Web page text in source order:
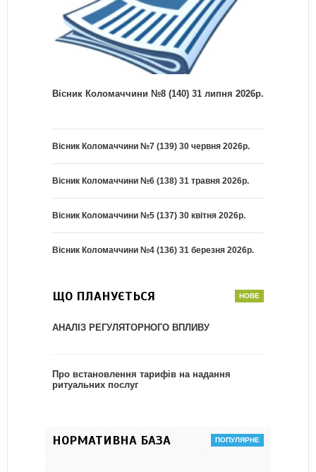
Вісник Коломаччини №8 (140) 31 липня 2026р.
Вісник Коломаччини №7 (139) 30 червня 2026р.
Вісник Коломаччини №6 (138) 31 травня 2026р.
Вісник Коломаччини №5 (137) 30 квітня 2026р.
Вісник Коломаччини №4 (136) 31 березня 2026р.
ЩО ПЛАНУЄТЬСЯ
АНАЛІЗ РЕГУЛЯТОРНОГО ВПЛИВУ
Про встановлення тарифів на надання
ритуальних послуг
НОРМАТИВНА БАЗА